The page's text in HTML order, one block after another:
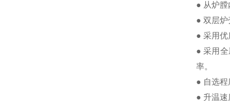
● 从炉
● 双层
● 采用
● 采用
率。
● 自选程
● 升温